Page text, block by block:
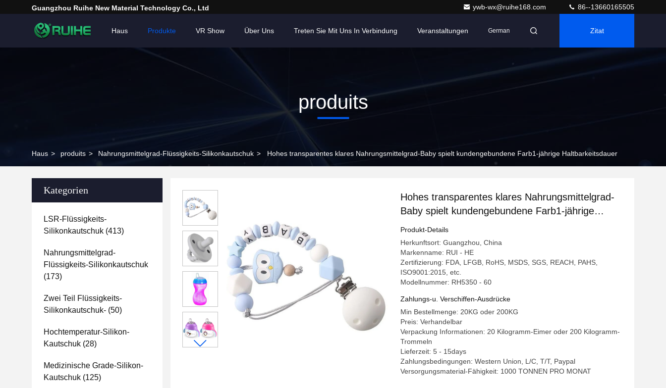
Guangzhou Ruihe New Material Technology Co., Ltd ywb-wx@ruihe168.com 86--13660165505
Haus Produkte VR Show Über Uns Treten Sie Mit Uns In Verbindung Veranstaltungen German Zitat
produits
Haus > produits > Nahrungsmittelgrad-Flüssigkeits-Silikonkautschuk > Hohes transparentes klares Nahrungsmittelgrad-Baby spielt kundengebundene Farb1-jährige Haltbarkeitsdauer
Kategorien
LSR-Flüssigkeits-
Silikonkautschuk (413)
Nahrungsmittelgrad-
Flüssigkeits-Silikonkautschuk
(173)
Zwei Teil Flüssigkeits-
Silikonkautschuk- (50)
Hochtemperatur-Silikon-
Kautschuk (28)
Medizinische Grade-Silikon-
Kautschuk (125)
Hohes transparentes klares Nahrungsmittelgrad-
Baby spielt kundengebundene Farb1-jährige
Haltbarkeitsdauer
Produkt-Details
Herkunftsort: Guangzhou, China
Markenname: RUI - HE
Zertifizierung: FDA, LFGB, RoHS, MSDS, SGS, REACH, PAHS,
ISO9001:2015, etc.
Modellnummer: RH5350 - 60
Zahlungs-u. Verschiffen-Ausdrücke
Min Bestellmenge: 20KG oder 200KG
Preis: Verhandelbar
Verpackung Informationen: 20 Kilogramm-Eimer oder 200 Kilogramm-
Trommeln
Lieferzeit: 5 - 15days
Zahlungsbedingungen: Western Union, L/C, T/T, Paypal
Versorgungsmaterial-Fähigkeit: 1000 TONNEN PRO MONAT